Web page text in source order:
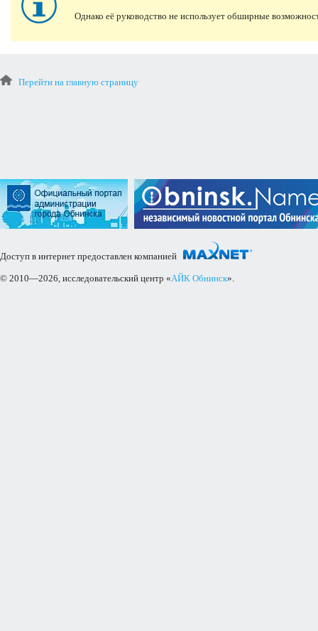
Однако её руководство не использует обширные
Перейти на главную страницу
Доступ в интернет предоставлен компанией
© 2010—2026, исследовательский центр «АЙК Обнинск».